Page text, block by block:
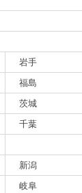
岩手
福島
茨城
千葉
新潟
岐阜